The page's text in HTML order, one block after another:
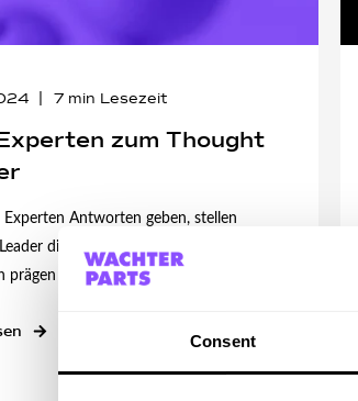
Consent
7 min Lesezeit
zum Thought
Experten Antworten geben, stellen
die entscheidenden Fragen, die
prägen und Paradigmen verschieben. ...